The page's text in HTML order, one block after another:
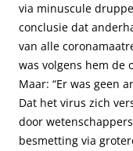
via minuscule
conclusie dat
van alle
was volgens hem de
Maar: “Er was geen
Dat het virus zich
door
besmetting via